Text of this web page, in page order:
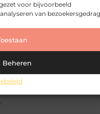
voor bijvoorbeeld
van
Beheren
HOME
in je leven om een